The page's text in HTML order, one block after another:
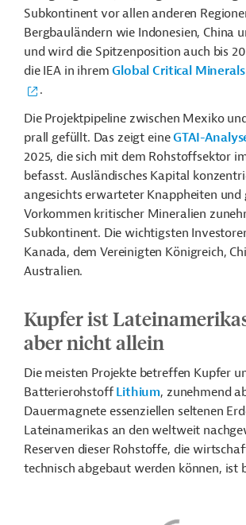
Subkontinent vor allen anderen
Bergbauländern wie Indonesien, China
und wird die Spitzenposition auch bis
die IEA in ihremGlobal Critical
.
Die Projektpipeline zwischen Mexiko
prall gefüllt. Das zeigt eineGTAI-
2025, die sich mit dem Rohstoffsektor
befasst. Ausländisches Kapital
angesichts erwarteter Knappheiten und
Vorkommen kritischer Mineralien
Subkontinent. Die wichtigsten
Kanada, dem Vereinigten Königreich,
Australien.
Kupfer ist
aber nicht allein
Die meisten Projekte betreffen Kupfer
Batterierohstoff Lithium, zunehmend
Dauermagnete essenziellen seltenen
Lateinamerikas an den weltweit
Reserven dieser Rohstoffe, die
technisch abgebaut werden können, ist